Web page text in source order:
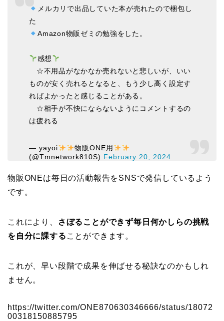
メルカリで出品していた本が売れたので梱包し
た
Amazon物販ゼミの勉強をした。
感想
☆不用品がなかなか売れないと悲しいが、いい
ものが安く売れるとなると、もう少し高く設定す
ればよかったと感じることがある。
☆相手が不快にならないようにコメントするの
は疲れる
— yayoi
物販ONE用
(@Tmnetwork810S) February 20, 2024
物販ONEは毎日の活動報告をSNSで発信しているよう
です。
これにより、
さぼることができず毎日何かしらの挑戦
を自分に課する ことができます。
これが、早い段階で成果を伸ばせる秘訣なのかもしれ
ません。
https://twitter.com/ONE870630346666/status/18072
00318150885795